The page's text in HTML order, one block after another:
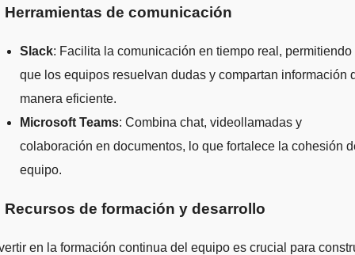
Herramientas de comunicación
Slack: Facilita la comunicación en tiempo real, permitiendo
que los equipos resuelvan dudas y compartan información
manera eficiente.
Microsoft Teams: Combina chat, videollamadas y
colaboración en documentos, lo que fortalece la cohesión
equipo.
Recursos de formación y desarrollo
en la formación continua del equipo es crucial para